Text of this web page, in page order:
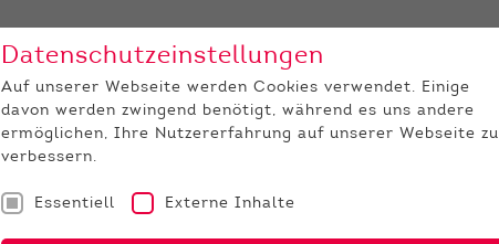
JUNGZÜCHTER
Datenschutzeinstellungen
Auf unserer Webseite werden Cookies verwendet. Einige
davon werden zwingend benötigt, während es uns andere
ermöglichen, Ihre Nutzererfahrung auf unserer Webseite zu
verbessern.
Essentiell Externe Inhalte